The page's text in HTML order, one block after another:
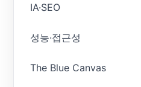
IA·SEO
성능·접근성
The Blue Canvas